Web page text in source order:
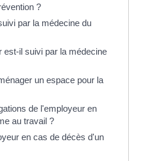
?
par la médecine du
est-il suivi par la médecine
un espace pour la
de l'employeur en
au travail ?
en cas de décès d'un